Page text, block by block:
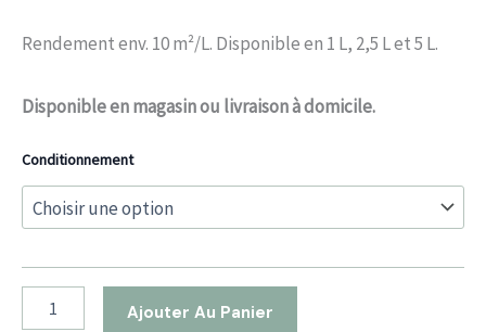
Rendement env. 10 m²/L. Disponible en 1 L, 2,5 L et 5 L.
Disponible en magasin ou livraison à domicile.
Conditionnement
Ajouter Au Panier